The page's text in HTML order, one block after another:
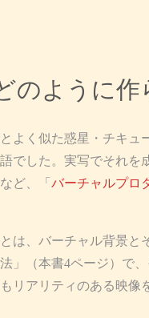
のように作
よく似た惑星・チキュ
でした。実写でそれ
ど、「 バーチャルプロ
は、バーチャル背景と
」（本書4ページ）で
リアリティのある映像